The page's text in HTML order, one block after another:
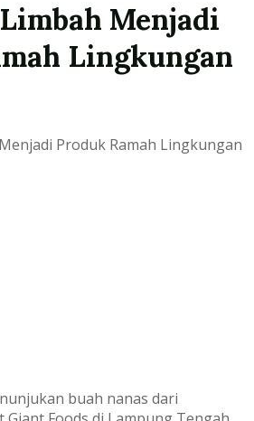
Menjadi
Lingkungan
buah nanas dari